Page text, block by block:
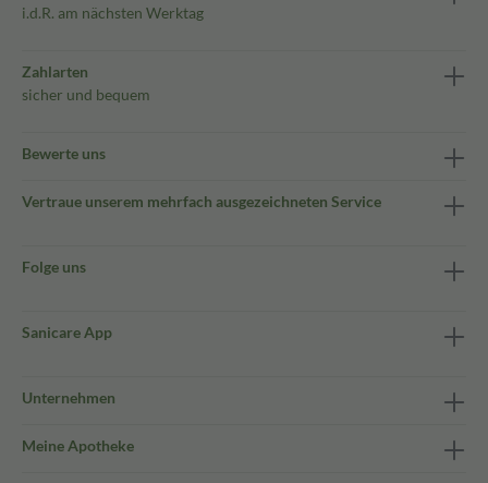
i.d.R. am nächsten Werktag
Zahlarten
sicher und bequem
Bewerte uns
Vertraue unserem mehrfach ausgezeichneten Service
Folge uns
Sanicare App
Unternehmen
Meine Apotheke